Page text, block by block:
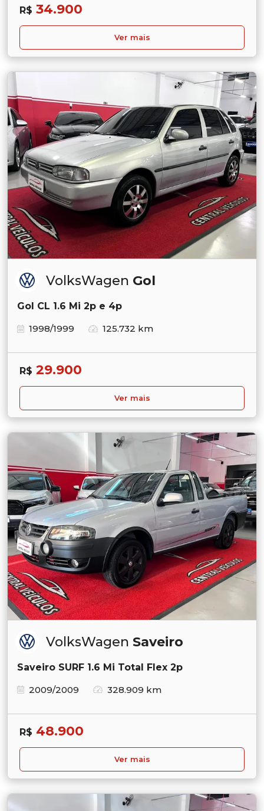
R$ 34.900
Ver mais
VolksWagen Gol
Gol CL 1.6 Mi 2p e 4p
1998/1999
125.732 km
R$ 29.900
Ver mais
VolksWagen Saveiro
Saveiro SURF 1.6 Mi Total Flex 2p
2009/2009
328.909 km
R$ 48.900
Ver mais